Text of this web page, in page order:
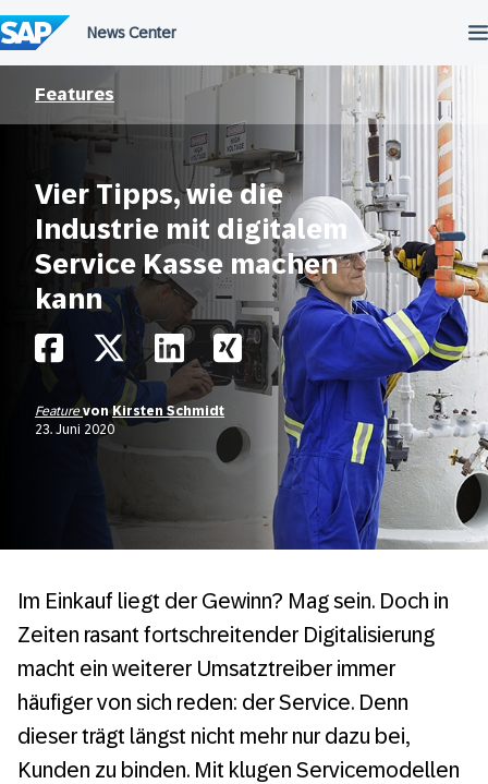
Features
Vier Tipps, wie die
Industrie mit digitalem
Service Kasse machen
kann
FeaturevonKirsten Schmidt
23. Juni 2020
Im Einkauf liegt der Gewinn? Mag sein. Doch in
Zeiten rasant fortschreitender Digitalisierung
macht ein weiterer Umsatztreiber immer
häufiger von sich reden: der Service. Denn
dieser trägt längst nicht mehr nur dazu bei,
Kunden zu binden. Mit klugen Servicemodellen